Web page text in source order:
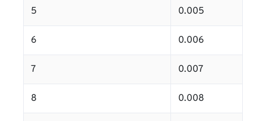
5 0.005
6 0.006
7 0.007
8 0.008